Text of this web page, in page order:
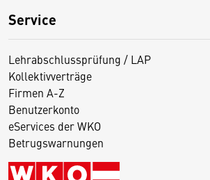
Service
Lehrabschlussprüfung / LAP
Kollektivverträge
Firmen A-Z
Benutzerkonto
eServices der WKO
Betrugswarnungen